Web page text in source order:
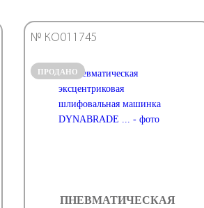
ПРОДАНО
№ КО011745
ПНЕВМАТИЧЕСКАЯ